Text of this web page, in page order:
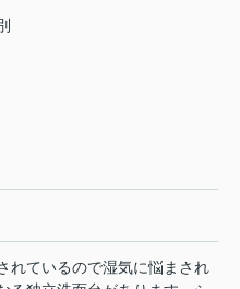
れているので湿気に悩まされ